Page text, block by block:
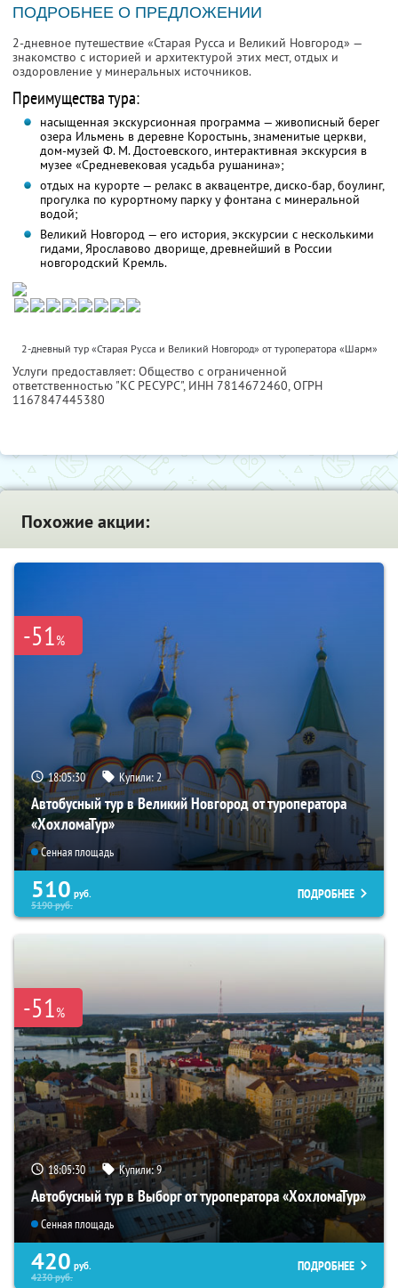
ПОДРОБНЕЕ О ПРЕДЛОЖЕНИИ
2-дневное путешествие «Старая Русса и Великий Новгород» —
знакомство с историей и архитектурой этих мест, отдых и
оздоровление у минеральных источников.
Преимущества тура:
насыщенная экскурсионная программа — живописный берег
озера Ильмень в деревне Коростынь, знаменитые церкви,
дом-музей Ф. М. Достоевского, интерактивная экскурсия в
музее «Средневековая усадьба рушанина»;
отдых на курорте — релакс в аквацентре, диско-бар, боулинг,
прогулка по курортному парку у фонтана с минеральной
водой;
Великий Новгород — его история, экскурсии с несколькими
гидами, Ярославово дворище, древнейший в России
новгородский Кремль.
2-дневный тур «Старая Русса и Великий Новгород» от туроператора «Шарм»
Услуги предоставляет: Общество с ограниченной
ответственностью "КС РЕСУРС", ИНН 7814672460, ОГРН
1167847445380
Похожие акции:
-51%
18:05:28 Купили:2
Автобусный тур в Великий Новгород от туроператора
«ХохломаТур»
Сенная площадь
510 руб.
5190руб.
ПОДРОБНЕЕ
-51%
18:05:28 Купили:9
Автобусный тур в Выборг от туроператора «ХохломаТур»
Сенная площадь
420 руб.
4230руб.
ПОДРОБНЕЕ